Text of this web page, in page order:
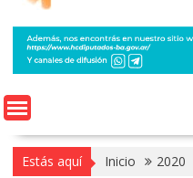
Estás aquí Inicio 2020